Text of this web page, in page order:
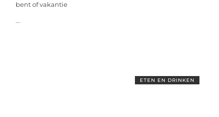
bent of vakantie
...
ETEN EN DRINKEN